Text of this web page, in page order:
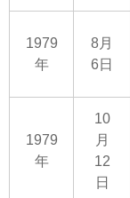
1979
年
8月
6日
1979
年
10
月
12
日